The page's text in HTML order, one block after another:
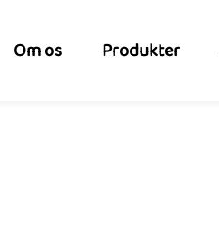
Om os Produkter